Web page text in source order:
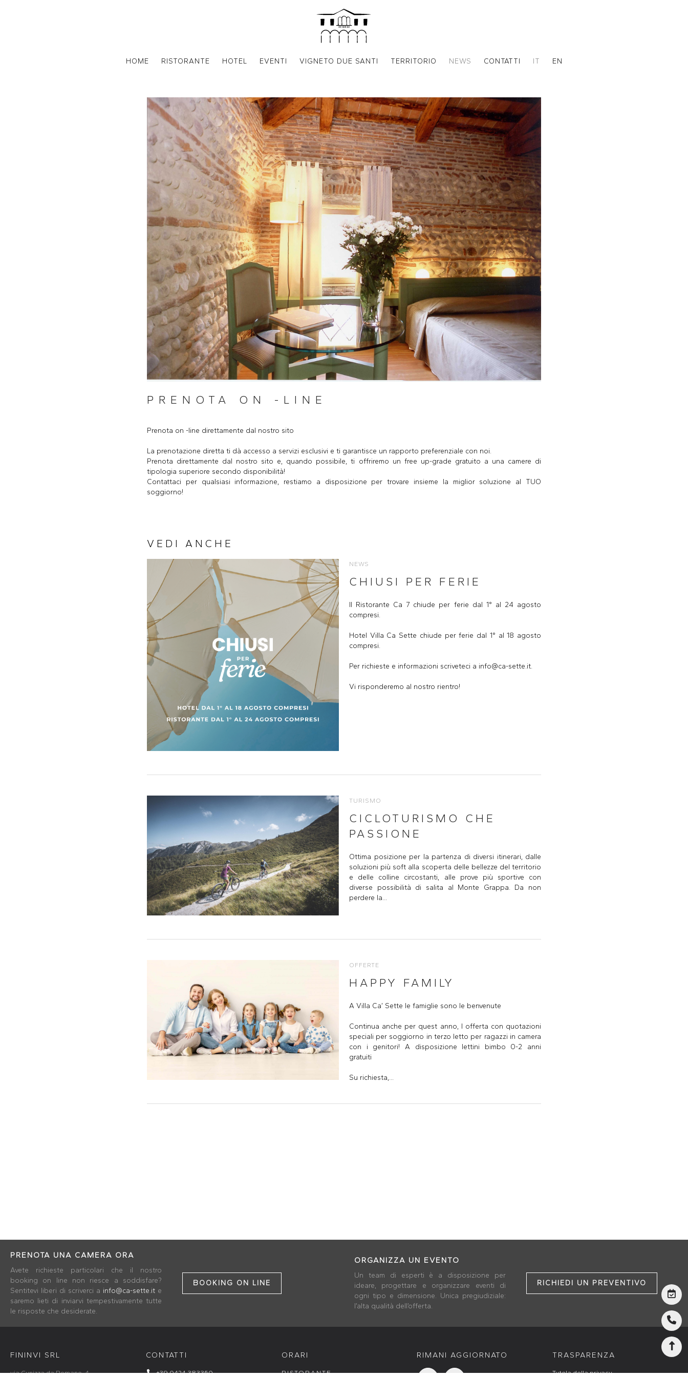
HOME RISTORANTE HOTEL EVENTI VIGNETO DUE SANTI TERRITORIO NEWS CONTATTI IT EN
PRENOTA ON -LINE
Prenota on -line direttamente dal nostro sito
La prenotazione diretta ti dà accesso a servizi esclusivi e ti garantisce un rapporto preferenziale con noi.
Prenota direttamente dal nostro sito e, quando possibile, ti offriremo un free up-grade gratuito a una camere di
tipologia superiore secondo disponibilità!
Contattaci per qualsiasi informazione, restiamo a disposizione per trovare insieme la miglior soluzione al TUO
soggiorno!
VEDI ANCHE
NEWS
CHIUSI PER FERIE
Il Ristorante Ca 7 chiude per ferie dal 1° al 24 agosto
compresi.
Hotel Villa Ca Sette chiude per ferie dal 1° al 18 agosto
compresi.
Per richieste e informazioni scriveteci a info@ca-sette.it.
Vi risponderemo al nostro rientro!
TURISMO
CICLOTURISMO CHE
PASSIONE
Ottima posizione per la partenza di diversi itinerari, dalle
soluzioni più soft alla scoperta delle bellezze del territorio
e delle colline circostanti, alle prove più sportive con
diverse possibilità di salita al Monte Grappa. Da non
perdere la...
OFFERTE
HAPPY FAMILY
A Villa Ca’ Sette le famiglie sono le benvenute
Continua anche per quest anno, l offerta con quotazioni
speciali per soggiorno in terzo letto per ragazzi in camera
con i genitori! A disposizione lettini bimbo 0-2 anni
gratuiti
Su richiesta,...
PRENOTA UNA CAMERA ORA
Avete richieste particolari che il nostro
booking on line non riesce a soddisfare?
Sentitevi liberi di scriverci a info@ca-sette.it e
saremo lieti di inviarvi tempestivamente tutte
le risposte che desiderate.
BOOKING ON LINE
ORGANIZZA UN EVENTO
Un team di esperti è a disposizione per
ideare, progettare e organizzare eventi di
ogni tipo e dimensione. Unica pregiudiziale:
l’alta qualità dell’offerta.
RICHIEDI UN PREVENTIVO
FININVI SRL
via Cunizza da Romano, 4
CONTATTI
+39 0424 383350
ORARI
RISTORANTE
RIMANI AGGIORNATO TRASPARENZA
Tutela della privacy